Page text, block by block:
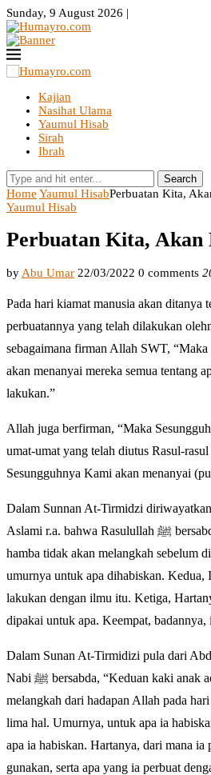
Sunday, 9 August 2026 |
Kajian
Nasihat Ulama
Yaumul Hisab
Sirah
Ibrah
Search
Home Yaumul HisabPerbuatan Kita,
Yaumul Hisab
Perbuatan Kita, Akan
by Abu Umar 22/03/2022 0 comments
Pada hari kiamat manusia akan ditanya
perbuatannya yang telah dilakukan
sebagaimana firman Allah SWT,
akan menanyai mereka semua tentang
lakukan.”
Allah juga berfirman, “Maka
umat-umat yang telah diutus Rasul-
Sesungguhnya Kami akan menanyai
Dalam Sunnan At-Tirmidzi
Aslami r.a. bahwa Rasulullah ﷺ bersabda, “Kedua kaki seorang
hamba tidak akan melangkah sebelum
umurnya untuk apa dihabiskan. Kedua,
lakukan dengan ilmu itu. Ketiga,
dipakai untuk apa. Keempat, badannya,
Dalam Sunan At-Tirmidizi pula dari
Nabi ﷺ bersabda, “Keduan kaki anak adam (manusia) tidak akan
melangkah dari hadapan Allah pada
lima hal. Umurnya, untuk apa ia
apa ia habiskan. Hartanya, dari mana ia
gunakan, serta apa yang ia perbuat